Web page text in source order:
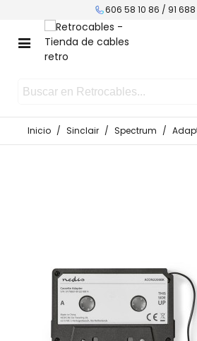
606 58 10 86 / 91
Inicio / Sinclair / Spectrum /